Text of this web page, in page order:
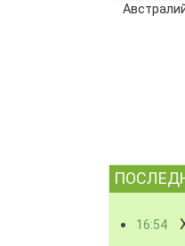
16:54